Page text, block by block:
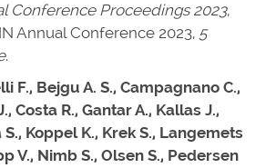
Conference Proceedings 2023,
Annual Conference 2023, 5
.
F., Bejgu A. S., Campagnano C.,
Costa R., Gantar A., Kallas J.,
S., Koppel K., Krek S., Langemets
V., Nimb S., Olsen S., Pedersen